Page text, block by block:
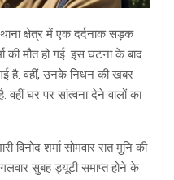
क्षेत्र में एक दर्दनाक सड़क
की मौत हो गई. इस घटना के बाद
है. वहीं, उनके निधन की खबर
वहीं घर पर सांत्वना देने वालों का
विनोद शर्मा सोमवार रात मुनि की
सुबह ड्यूटी समाप्त होने के